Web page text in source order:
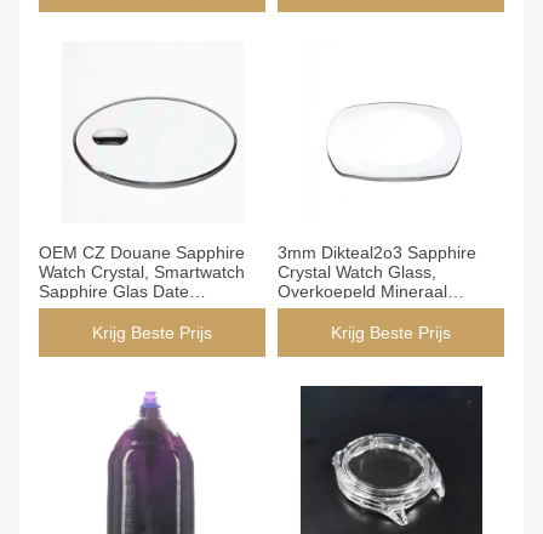
OEM CZ Douane Sapphire
Watch Crystal, Smartwatch
Sapphire Glas Date
Adjustable
Krijg Beste Prijs
3mm Dikteal2o3 Sapphire
Crystal Watch Glass,
Overkoepeld Mineraal
Crystal For Wist Watch
Krijg Beste Prijs